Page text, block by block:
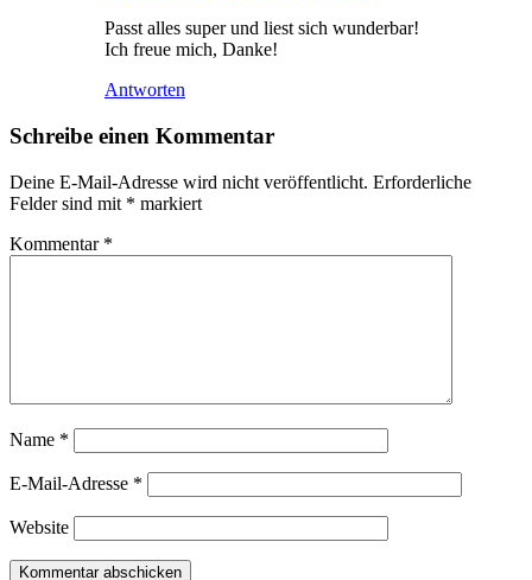
Passt alles super und liest sich wunderbar!
Ich freue mich, Danke!
Antworten
Schreibe einen Kommentar
Deine E-Mail-Adresse wird nicht veröffentlicht. Erforderliche
Felder sind mit * markiert
Kommentar *
Name *
E-Mail-Adresse *
Website